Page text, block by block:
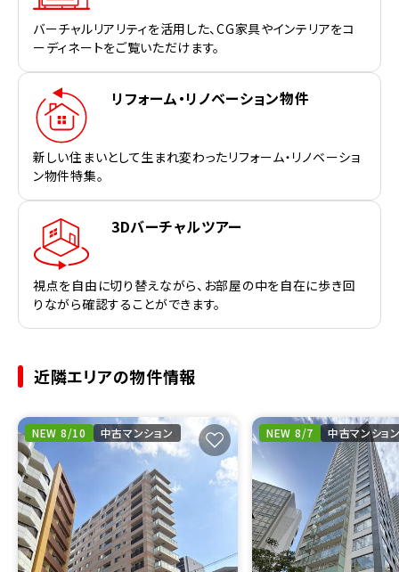
バーチャルリアリティを活用した、CG家具やインテリアをコ
ーディネートをご覧いただけます。
リフォーム・リノベーション物件
新しい住まいとして生まれ変わったリフォーム・リノベーショ
ン物件特集。
3Dバーチャルツアー
視点を自由に切り替えながら、お部屋の中を自在に歩き回
りながら確認することができます。
近隣エリアの物件情報
NEW 8/10 中古マンション NEW 8/7 中古マンショ